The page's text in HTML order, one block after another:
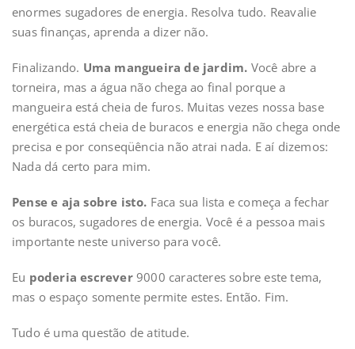
enormes sugadores de energia. Resolva tudo. Reavalie
suas finanças, aprenda a dizer não.
Finalizando. Uma mangueira de jardim. Você abre a
torneira, mas a água não chega ao final porque a
mangueira está cheia de furos. Muitas vezes nossa base
energética está cheia de buracos e energia não chega onde
precisa e por conseqüência não atrai nada. E aí dizemos:
Nada dá certo para mim.
Pense e aja sobre isto. Faca sua lista e começa a fechar
os buracos, sugadores de energia. Você é a pessoa mais
importante neste universo para você.
Eu poderia escrever9000 caracteres sobre este tema,
mas o espaço somente permite estes. Então. Fim.
Tudo é uma questão de atitude.